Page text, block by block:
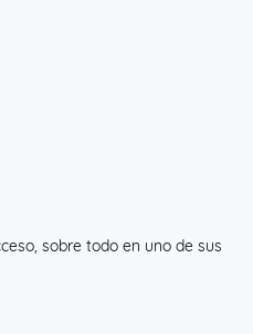
sobre todo en uno de sus